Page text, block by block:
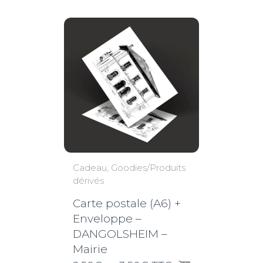
Cadeau Goodies/Produits
dérivés
Carte postale (A6) +
Enveloppe –
DANGOLSHEIM –
Mairie